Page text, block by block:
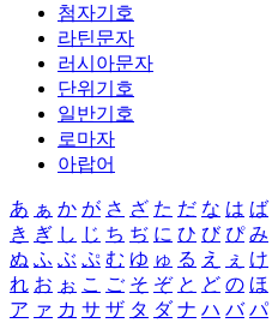
첨자기호
라틴문자
러시아문자
단위기호
일반기호
로마자
아랍어
あ ぁ か が さ ざ た だ な は ば
き ぎ し じ ち ぢ に ひ び ぴ み
ぬ ふ ぶ ぷ む ゆ ゅ る え ぇ け
れ お ぉ こ ご そ ぞ と ど の ほ
ア ァ カ サ ザ タ ダ ナ ハ バ パ